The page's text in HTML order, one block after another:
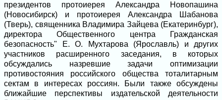
президентов протоиерея Александра Новопашина
(Новосибирск) и протоиерея Александра Шабанова
(Тверь), священника Владимира Зайцева (Екатеринбург),
директора Общественного центра Гражданская
безопасность" Е. О. Мухтарова (Ярославль) и других
участников расширенного заседания, в которых
обсуждались назревшие задачи оптимизации
противостояния российского общества тоталитарным
сектам в интересах россиян. Были также обсуждены
ближайшие перспективы издательской деятельности